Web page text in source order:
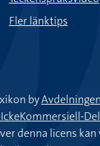
Fler länktips
by
denna licens